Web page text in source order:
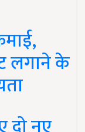
लगाने के